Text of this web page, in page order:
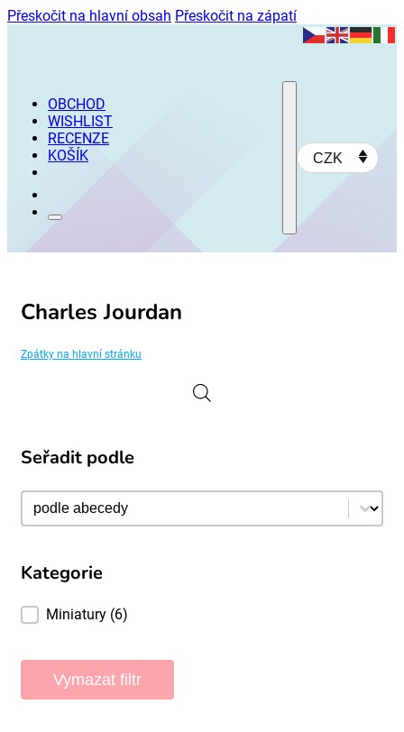
Přeskočit na hlavní obsah Přeskočit na zápatí
OBCHOD
WISHLIST
RECENZE
KOŠÍK
CZK
Charles Jourdan
Zpátky na hlavní stránku
Seřadit podle
Seřadit podle
Seřadit podle
Kategorie
Kategorie
Miniatury (6)
Vymazat filtr